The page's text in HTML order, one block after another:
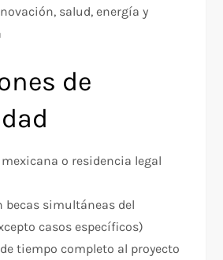
salud, energía y
de
o residencia legal
becas simultáneas del
casos específicos)​
tiempo completo al proyecto